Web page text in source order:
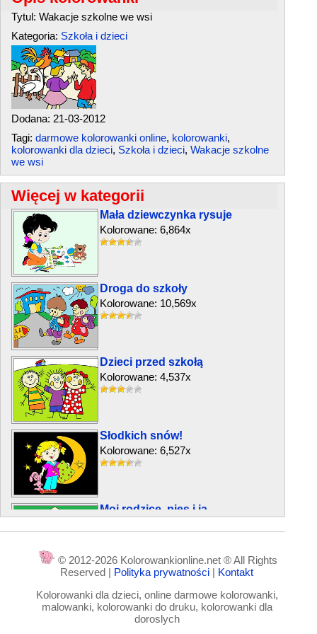
Tytul: Wakacje szkolne we wsi
Kategoria: Szkoła i dzieci
Dodana: 21-03-2012
Tagi: darmowe kolorowanki online, kolorowanki,
kolorowanki dla dzieci, Szkoła i dzieci, Wakacje szkolne
we wsi
Więcej w kategorii
Mała dziewczynka rysuje
Kolorowane: 6,864x
Droga do szkoły
Kolorowane: 10,569x
Dzieci przed szkołą
Kolorowane: 4,537x
Słodkich snów!
Kolorowane: 6,527x
Moi rodzice, pies i ja
Kolorowane: 3,853x
© 2012-2026 Kolorowankionline.net ® All Rights
Reserved | Polityka prywatności | Kontakt
Kolorowanki dla dzieci, online darmowe kolorowanki,
malowanki, kolorowanki do druku, kolorowanki dla
doroslych